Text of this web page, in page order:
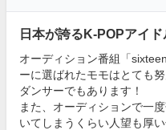
日本が誇るK-POPアイド
オーディション番組「
ーに選ばれたモモはとても
ダンサーでもあります！
また、オーディションで一
いてしまうくらい人望も厚